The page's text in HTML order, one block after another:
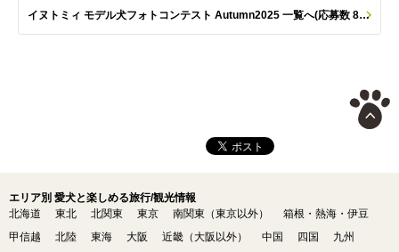
イヌトミィ モデル犬フォトコンテスト Autumn2025 一覧へ(応募数 801枚)
エリア別 愛犬と楽しめる旅行/観光情報
北海道
東北 北関東 東京 南関東（東京以外）
箱根・熱海・伊豆
甲信越
北陸 東海 大阪 近畿（大阪以外） 中国 四国
九州